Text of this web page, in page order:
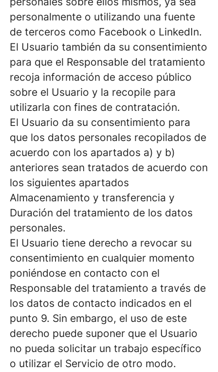
personalmente o utilizando una fuente
de terceros como Facebook o LinkedIn.
El Usuario también da su consentimiento
para que el Responsable del tratamiento
recoja información de acceso público
sobre el Usuario y la recopile para
utilizarla con fines de contratación.
El Usuario da su consentimiento para
que los datos personales recopilados de
acuerdo con los apartados a) y b)
anteriores sean tratados de acuerdo con
los siguientes apartados
Almacenamiento y transferencia y
Duración del tratamiento de los datos
personales.
El Usuario tiene derecho a revocar su
consentimiento en cualquier momento
poniéndose en contacto con el
Responsable del tratamiento a través de
los datos de contacto indicados en el
punto 9. Sin embargo, el uso de este
derecho puede suponer que el Usuario
no pueda solicitar un trabajo específico
o utilizar el Servicio de otro modo.